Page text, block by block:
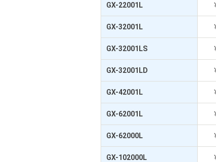
GX-22001L
GX-32001L
GX-32001LS
GX-32001LD
GX-42001L
GX-62001L
GX-62000L
GX-102000L